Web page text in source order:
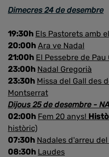
Dimecres 24 de desembre
19:30h Els Pastorets amb
20:00h Ara ve Nadal
21:00h El Pessebre de Pau
23:00h Nadal Gregorià
23:30h Missa del Gall des
Montserrat
Dijous 25 de desembre -
02:00h Fem 20 anys!
històric)
07:30h Nadales d'arreu
08:30h Laudes